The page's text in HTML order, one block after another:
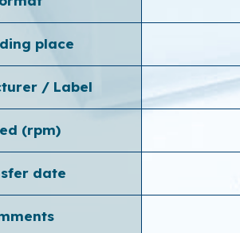
place
/ Label
​​(rpm)
date